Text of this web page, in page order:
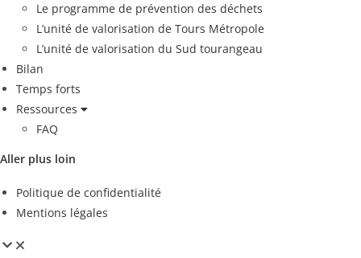
Le programme de prévention des déchets
L’unité de valorisation de Tours Métropole
L’unité de valorisation du Sud tourangeau
Bilan
Temps forts
Ressources
FAQ
Aller plus loin
Politique de confidentialité
Mentions légales